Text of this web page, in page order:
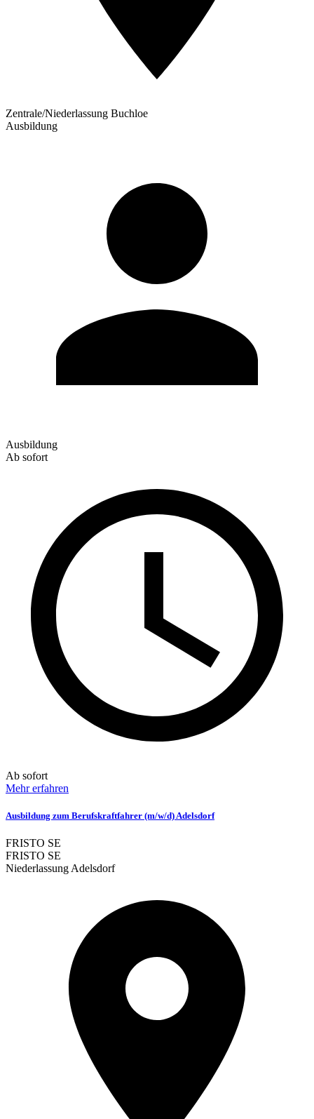
Zentrale/Niederlassung Buchloe
Ausbildung
Ausbildung
Ab sofort
Ab sofort
Mehr erfahren
Ausbildung zum Berufskraftfahrer (m/w/d) Adelsdorf
FRISTO SE
FRISTO SE
Niederlassung Adelsdorf